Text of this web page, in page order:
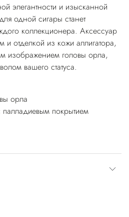
элегантности и изысканной
одной сигары станет
коллекционера. Аксессуар
отделкой из кожи аллигатора,
изображением головы орла,
вашего статуса.
орла
палладиевым покрытием